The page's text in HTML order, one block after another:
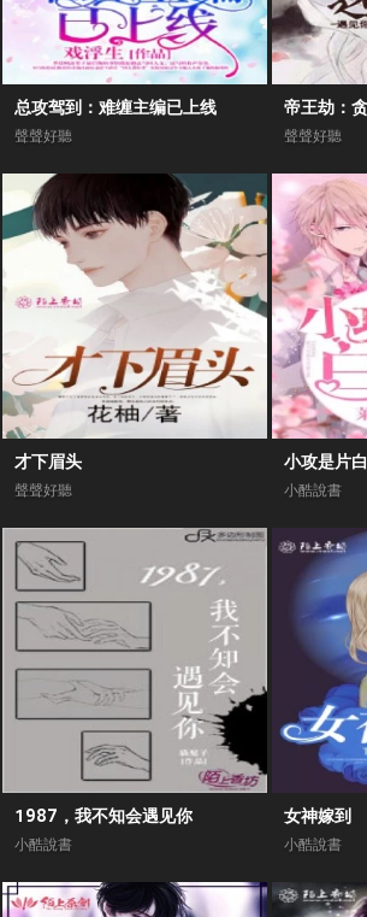
总攻驾到：难缠主编已上线
聲聲好聽
帝王劫：
聲聲好聽
才下眉头
聲聲好聽
小攻是片
小酷說書
1987，我不知会遇见你
小酷說書
女神嫁到
小酷說書